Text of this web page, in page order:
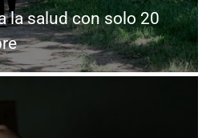
la salud con solo 20